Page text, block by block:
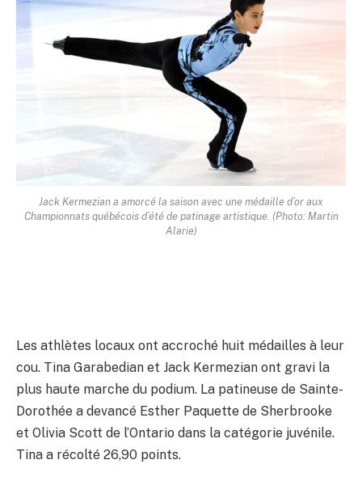
Jack Kermezian a amorcé la saison avec une médaille d’or aux
Championnats québécois d’été de patinage artistique. (Photo: Martin
Alarie)
Les athlètes locaux ont accroché huit médailles à leur
cou. Tina Garabedian et Jack Kermezian ont gravi la
plus haute marche du podium. La patineuse de Sainte-
Dorothée a devancé Esther Paquette de Sherbrooke
et Olivia Scott de l’Ontario dans la catégorie juvénile.
Tina a récolté 26,90 points.